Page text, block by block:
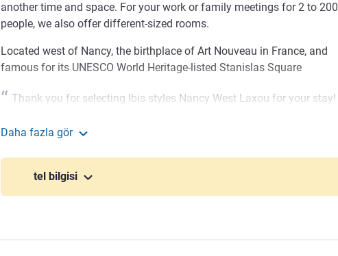
another time and space. For your work or family meetings for 2 to 200
people, we also offer different-sized rooms.
Located west of Nancy, the birthplace of Art Nouveau in France, and
famous for its UNESCO World Heritage-listed Stanislas Square
Thank you for selecting Ibis styles Nancy West Laxou for your stay!
enjoyable as a tourist! We look forward to giving you a unique
Daha fazla gör
tel bilgisi